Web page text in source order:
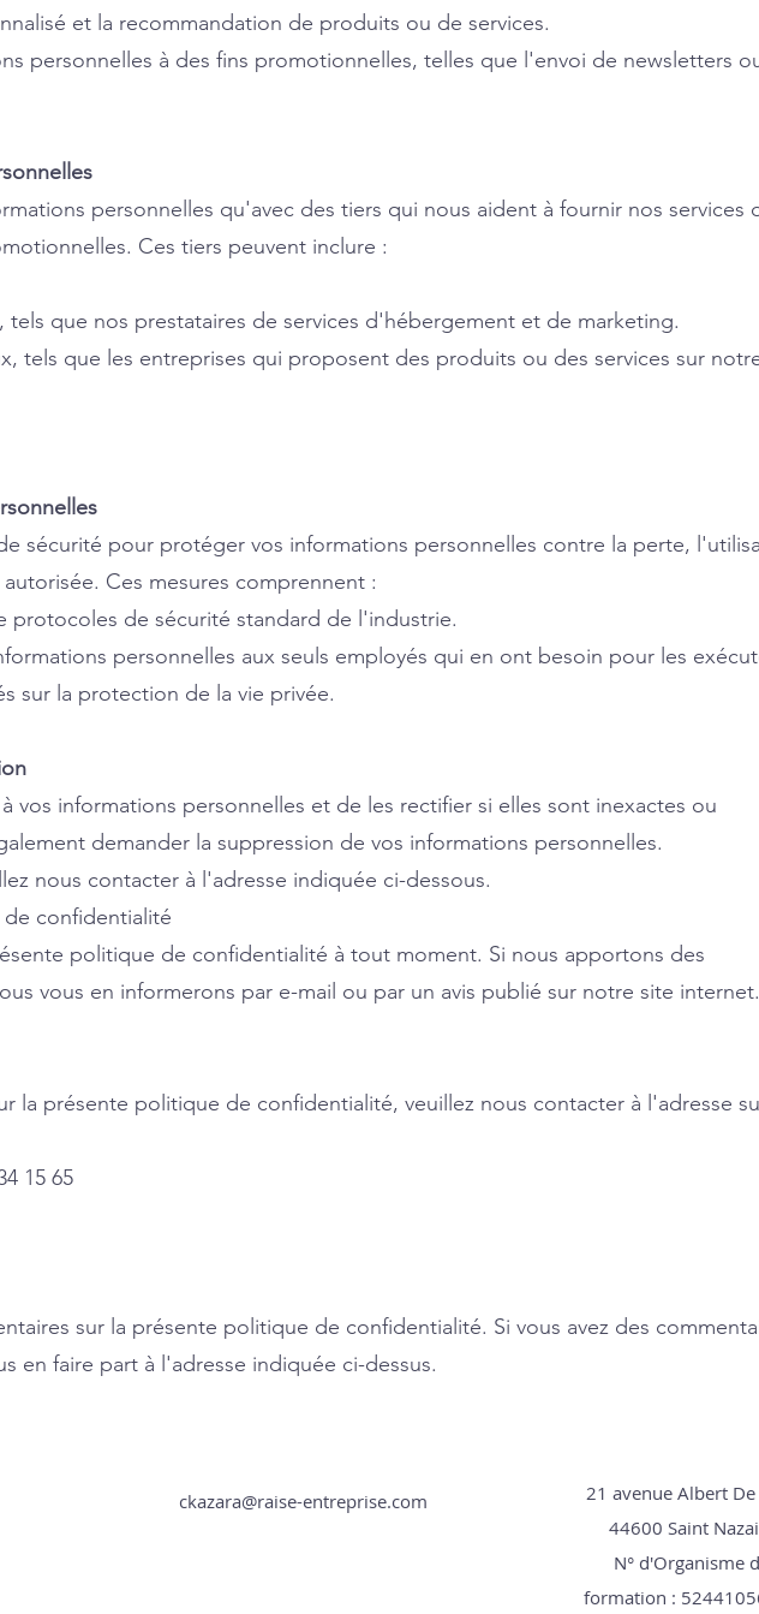
et la recommandation de produits ou de services.
personnelles à des fins promotionnelles, telles que l'envoi de newsletters
personnelles qu'avec des tiers qui nous aident à fournir nos services
Ces tiers peuvent inclure :
tels que nos prestataires de services d'hébergement et de marketing.
tels que les entreprises qui proposent des produits ou des services sur
sécurité pour protéger vos informations personnelles contre la perte,
Ces mesures comprennent :
protocoles de sécurité standard de l'industrie.
personnelles aux seuls employés qui en ont besoin pour les
sur la protection de la vie privée.
vos informations personnelles et de les rectifier si elles sont inexactes ou
demander la suppression de vos informations personnelles.
nous contacter à l'adresse indiquée ci-dessous.
confidentialité
politique de confidentialité à tout moment. Si nous apportons des
vous en informerons par e-mail ou par un avis publié sur notre site internet.
la présente politique de confidentialité, veuillez nous contacter à l'adresse
15 65
sur la présente politique de confidentialité. Si vous avez des
en faire part à l'adresse indiquée ci-dessus.
ckazara@raise-entreprise.com
21 avenue Albert
44600 Saint
N° d'Organisme
formation :